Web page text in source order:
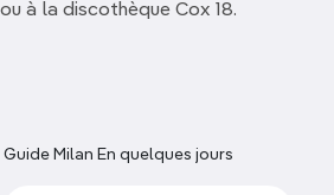
à la discothèque Cox 18.
Guide Milan En quelques jours